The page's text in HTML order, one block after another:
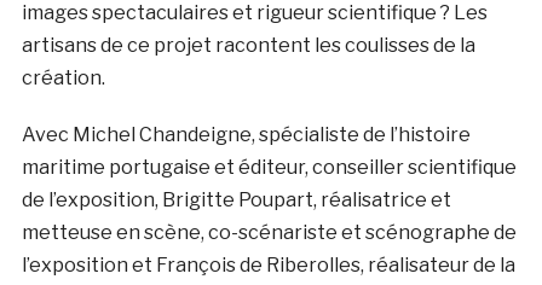
images spectaculaires et rigueur scientifique ? Les
artisans de ce projet racontent les coulisses de la
création.
Avec Michel Chandeigne, spécialiste de l’histoire
maritime portugaise et éditeur, conseiller scientifique
de l’exposition, Brigitte Poupart, réalisatrice et
metteuse en scène, co-scénariste et scénographe de
l’exposition et François de Riberolles, réalisateur de la